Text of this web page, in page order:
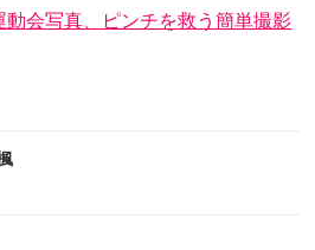
会写真、ピンチを救う簡単撮影